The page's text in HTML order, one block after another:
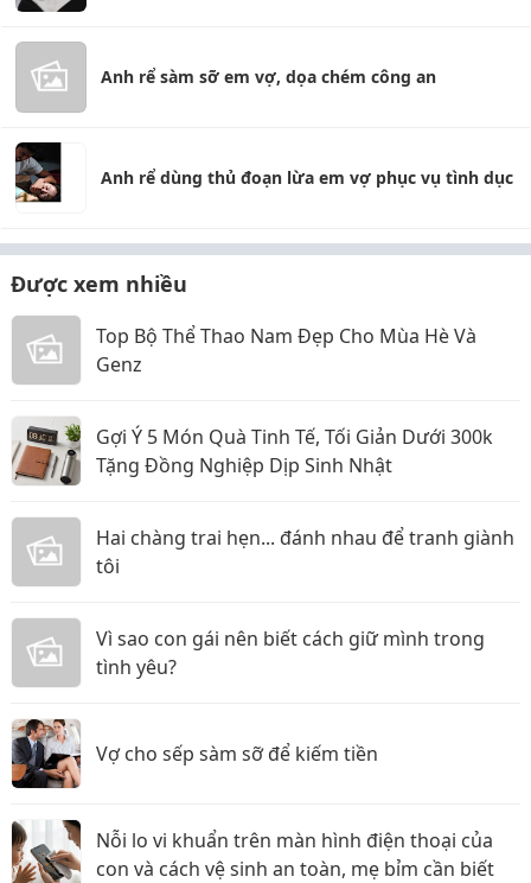
Anh rể sàm sỡ em vợ, dọa chém công an
Anh rể dùng thủ đoạn lừa em vợ phục vụ tình dục
Được xem nhiều
Top Bộ Thể Thao Nam Đẹp Cho Mùa Hè Và
Genz
Gợi Ý 5 Món Quà Tinh Tế, Tối Giản Dưới 300k
Tặng Đồng Nghiệp Dịp Sinh Nhật
Hai chàng trai hẹn... đánh nhau để tranh giành
tôi
Vì sao con gái nên biết cách giữ mình trong
tình yêu?
Vợ cho sếp sàm sỡ để kiếm tiền
Nỗi lo vi khuẩn trên màn hình điện thoại của
con và cách vệ sinh an toàn, mẹ bỉm cần biết